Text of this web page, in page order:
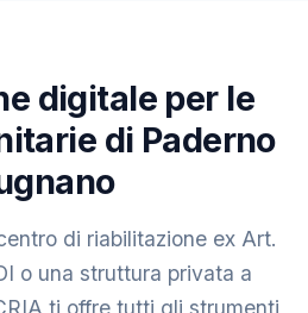
digitale per le
di Paderno
di riabilitazione ex Art.
o una struttura privata a
ti offre tutti gli strumenti